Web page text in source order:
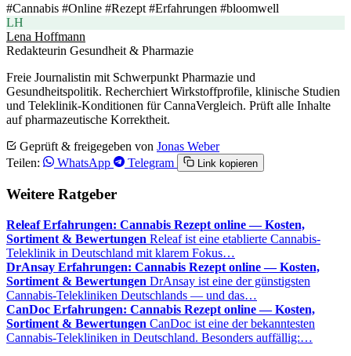
#Cannabis #Online #Rezept #Erfahrungen #bloomwell
LH
Lena Hoffmann
Redakteurin Gesundheit & Pharmazie
Freie Journalistin mit Schwerpunkt Pharmazie und
Gesundheitspolitik. Recherchiert Wirkstoffprofile, klinische Studien
und Teleklinik-Konditionen für CannaVergleich. Prüft alle Inhalte
auf pharmazeutische Korrektheit.
Geprüft & freigegeben von Jonas Weber
Teilen:
WhatsApp Telegram Link kopieren
Weitere Ratgeber
Releaf Erfahrungen: Cannabis Rezept online — Kosten,
Sortiment & Bewertungen Releaf ist eine etablierte Cannabis-
Teleklinik in Deutschland mit klarem Fokus…
DrAnsay Erfahrungen: Cannabis Rezept online — Kosten,
Sortiment & Bewertungen DrAnsay ist eine der günstigsten
Cannabis-Telekliniken Deutschlands — und das…
CanDoc Erfahrungen: Cannabis Rezept online — Kosten,
Sortiment & Bewertungen CanDoc ist eine der bekanntesten
Cannabis-Telekliniken in Deutschland. Besonders auffällig:…